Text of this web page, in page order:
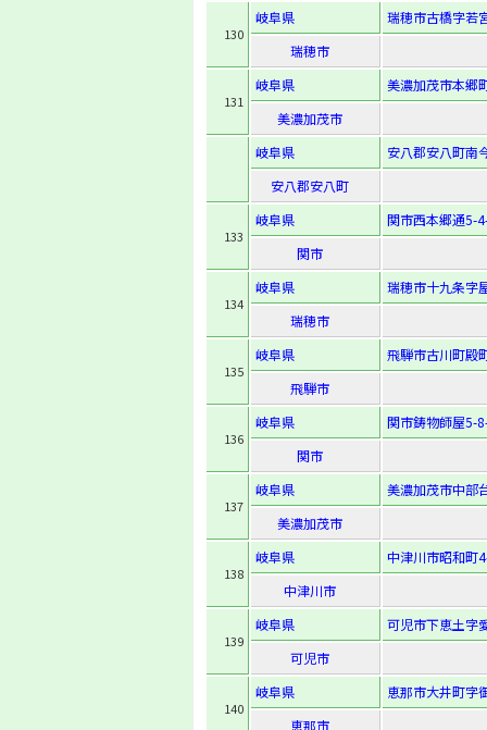
130
岐阜県
瑞穂市古橋字若
瑞穂市
131
岐阜県
美濃加茂市本郷
美濃加茂市
岐阜県
安八郡安八町南
安八郡安八町
133
岐阜県
関市西本郷通5-
関市
134
岐阜県
瑞穂市十九条字
瑞穂市
135
岐阜県
飛騨市古川町殿
飛騨市
136
岐阜県
関市鋳物師屋5-
関市
137
岐阜県
美濃加茂市中部
美濃加茂市
138
岐阜県
中津川市昭和町
中津川市
139
岐阜県
可児市下恵土字
可児市
140
岐阜県
恵那市大井町字
恵那市